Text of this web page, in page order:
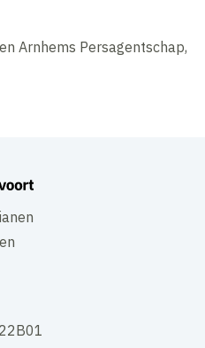
Arnhems Persagentschap,